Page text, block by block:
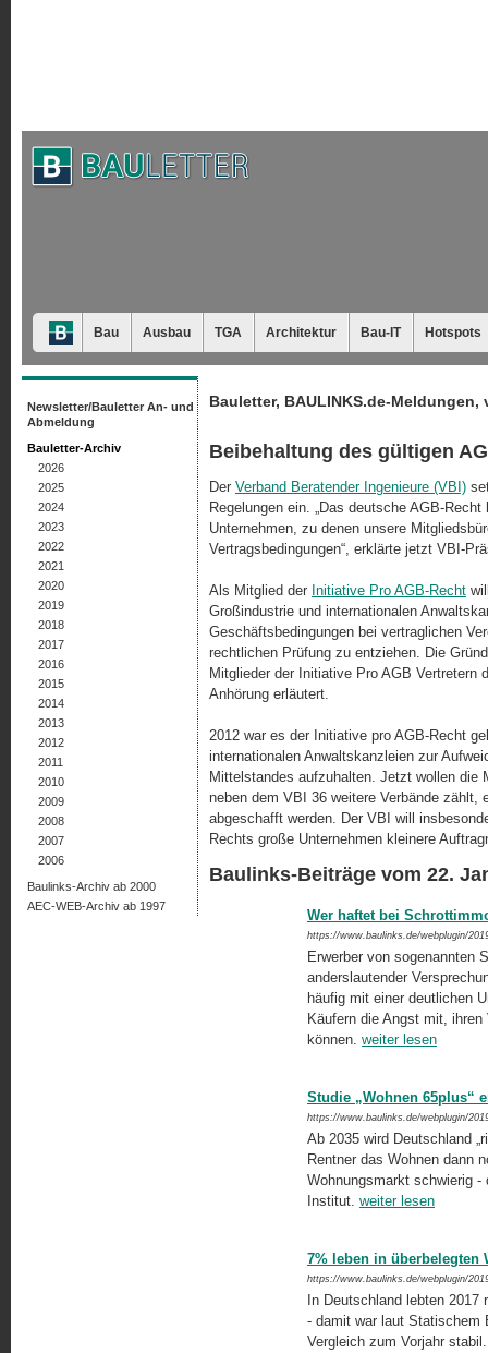
Bauletter, BAULINKS.de-Meldungen,
Beibehaltung des gültigen
Der Verband Beratender Ingenieure (VBI)
Regelungen ein. „Das deutsche AGB-
Unternehmen, zu denen unsere
Vertragsbedingungen“, erklärte jetzt VBI-
Als Mitglied der Initiative Pro AGB-Recht
Großindustrie und internationalen
Geschäftsbedingungen bei vertraglichen
rechtlichen Prüfung zu entziehen. Die
Mitglieder der Initiative Pro AGB Vertretern
Anhörung erläutert.
2012 war es der Initiative pro AGB-Recht
internationalen Anwaltskanzleien zur
Mittelstandes aufzuhalten. Jetzt wollen die
neben dem VBI 36 weitere Verbände zählt,
abgeschafft werden. Der VBI will
Rechts große Unternehmen kleinere
Baulinks-Beiträge vom 22.
Wer haftet bei
https://www.baulinks.de/webplugin/
Erwerber von sogenannten
anderslautender
häufig mit einer deutlichen
Käufern die Angst mit,
können. weiter lesen
Studie „Wohnen 65plus“
https://www.baulinks.de/webplugin/
Ab 2035 wird Deutschland
Rentner das Wohnen dann
Wohnungsmarkt schwierig
Institut. weiter lesen
7% leben in überbelegten
https://www.baulinks.de/webplugin/
In Deutschland lebten 2017
- damit war laut Statischem
Vergleich zum Vorjahr
Newsletter/Bauletter An- und
Abmeldung
Bauletter-Archiv
2026
2025
2024
2023
2022
2021
2020
2019
2018
2017
2016
2015
2014
2013
2012
2011
2010
2009
2008
2007
2006
Baulinks-Archiv ab 2000
AEC-WEB-Archiv ab 1997
Bau Ausbau TGA Architektur Bau-IT Hotspots